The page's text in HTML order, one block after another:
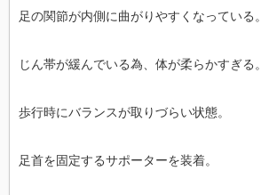
足の関節が内側に曲がりやすくなっている。
じん帯が緩んでいる為、体が柔らかすぎる。
歩行時にバランスが取りづらい状態。
足首を固定するサポーターを装着。